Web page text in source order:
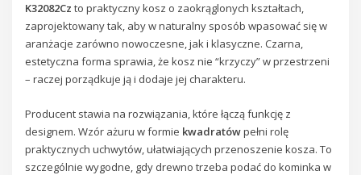
K32082Cz to praktyczny kosz o zaokrąglonych kształtach,
zaprojektowany tak, aby w naturalny sposób wpasować się w
aranżacje zarówno nowoczesne, jak i klasyczne. Czarna,
estetyczna forma sprawia, że kosz nie “krzyczy” w przestrzeni
– raczej porządkuje ją i dodaje jej charakteru.
Producent stawia na rozwiązania, które łączą funkcję z
designem. Wzór ażuru w formie kwadratówpełni rolę
praktycznych uchwytów, ułatwiających przenoszenie kosza. To
szczególnie wygodne, gdy drewno trzeba podać do kominka w